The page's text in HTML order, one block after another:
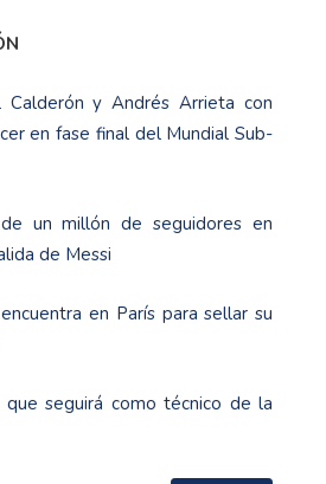
Calderón y Andrés Arrieta con
en fase final del Mundial Sub-
un millón de seguidores en
de Messi
en París para sellar su
que seguirá como técnico de la